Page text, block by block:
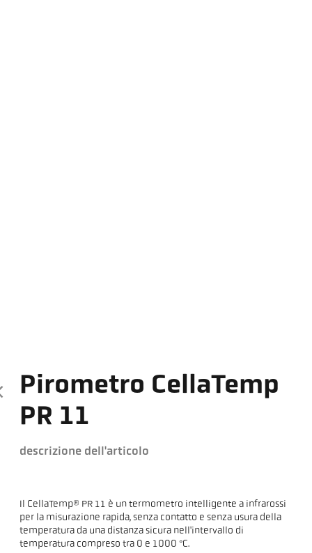
Pirometro CellaTemp
PR 11
descrizione dell'articolo
Il CellaTemp® PR 11 è un termometro intelligente a infrarossi
per la misurazione rapida, senza contatto e senza usura della
temperatura da una distanza sicura nell'intervallo di
temperatura compreso tra 0 e 1000 °C.